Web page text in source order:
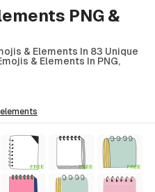
PNG &
& Elements In 83 Unique
& Elements In PNG,
elements
FREE FREE FREE